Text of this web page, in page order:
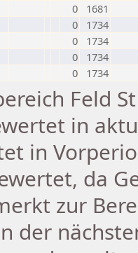
0
1681
0
1734
0
1734
0
1734
0 1734
Feld
in
in
da
zur
der